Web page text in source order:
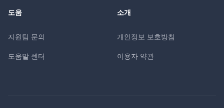
도움
지원팀 문의
도움말 센터
소개
개인정보 보호방침
이용자 약관